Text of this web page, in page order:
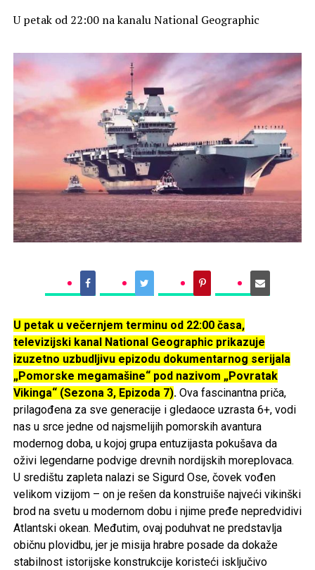
U petak od 22:00 na kanalu National Geographic
U petak u večernjem terminu od 22:00 časa,
televizijski kanal National Geographic prikazuje
izuzetno uzbudljivu epizodu dokumentarnog serijala
„Pomorske megamašine“ pod nazivom „Povratak
Vikinga“ (Sezona 3, Epizoda 7).Ova fascinantna priča,
prilagođena za sve generacije i gledaoce uzrasta 6+, vodi
nas u srce jedne od najsmelijih pomorskih avantura
modernog doba, u kojoj grupa entuzijasta pokušava da
oživi legendarne podvige drevnih nordijskih moreplovaca.
U središtu zapleta nalazi se Sigurd Ose, čovek vođen
velikom vizijom – on je rešen da konstruiše najveći vikinški
brod na svetu u modernom dobu i njime pređe nepredvidivi
Atlantski okean. Međutim, ovaj poduhvat ne predstavlja
običnu plovidbu, jer je misija hrabre posade da dokaže
stabilnost istorijske konstrukcije koristeći isključivo